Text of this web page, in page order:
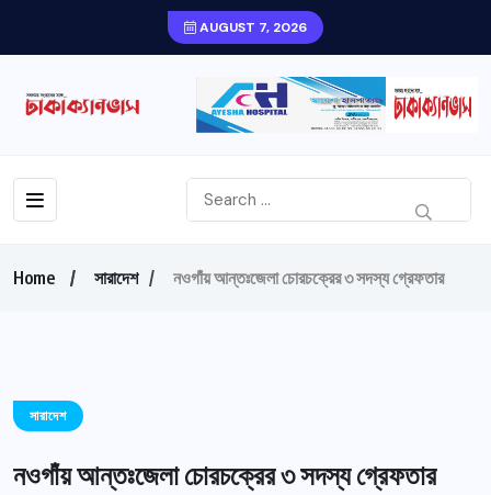
AUGUST 7, 2026
Home সারাদেশ নওগাঁয় আন্তঃজেলা চোরচক্রের ৩ সদস্য গ্রেফতার
সারাদেশ
নওগাঁয় আন্তঃজেলা চোরচক্রের ৩ সদস্য গ্রেফতার